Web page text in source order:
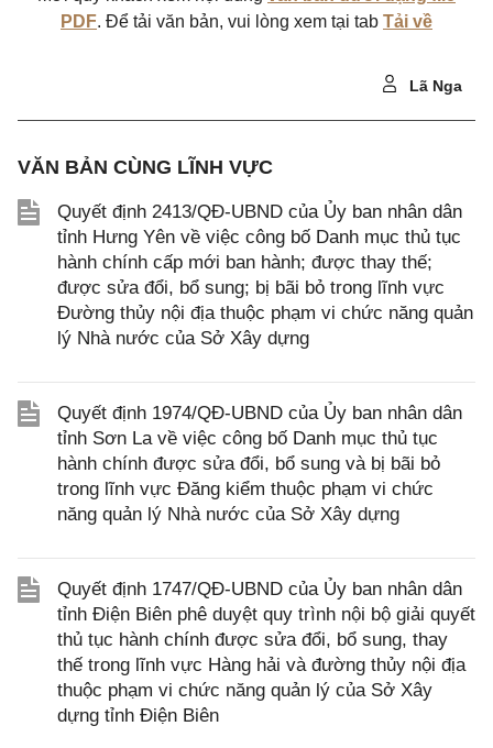
PDF. Để tải văn bản, vui lòng xem tại tab Tải về
Lã Nga
VĂN BẢN CÙNG LĨNH VỰC
Quyết định 2413/QĐ-UBND của Ủy ban nhân dân
tỉnh Hưng Yên về việc công bố Danh mục thủ tục
hành chính cấp mới ban hành; được thay thế;
được sửa đổi, bổ sung; bị bãi bỏ trong lĩnh vực
Đường thủy nội địa thuộc phạm vi chức năng quản
lý Nhà nước của Sở Xây dựng
Quyết định 1974/QĐ-UBND của Ủy ban nhân dân
tỉnh Sơn La về việc công bố Danh mục thủ tục
hành chính được sửa đổi, bổ sung và bị bãi bỏ
trong lĩnh vực Đăng kiểm thuộc phạm vi chức
năng quản lý Nhà nước của Sở Xây dựng
Quyết định 1747/QĐ-UBND của Ủy ban nhân dân
tỉnh Điện Biên phê duyệt quy trình nội bộ giải quyết
thủ tục hành chính được sửa đổi, bổ sung, thay
thế trong lĩnh vực Hàng hải và đường thủy nội địa
thuộc phạm vi chức năng quản lý của Sở Xây
dựng tỉnh Điện Biên